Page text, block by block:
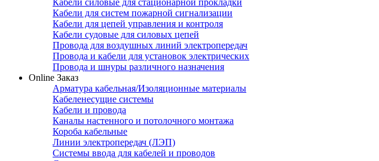
Кабели силовые для стационарной прокладки
Кабели для систем пожарной сигнализации
Кабели для цепей управления и контроля
Кабели судовые для силовых цепей
Провода для воздушных линий электропередач
Провода и кабели для установок электрических
Провода и шнуры различного назначения
Online Заказ
Арматура кабельная/Изоляционные материалы
Кабеленесущие системы
Кабели и провода
Каналы настенного и потолочного монтажа
Короба кабельные
Линии электропередач (ЛЭП)
Системы ввода для кабелей и проводов